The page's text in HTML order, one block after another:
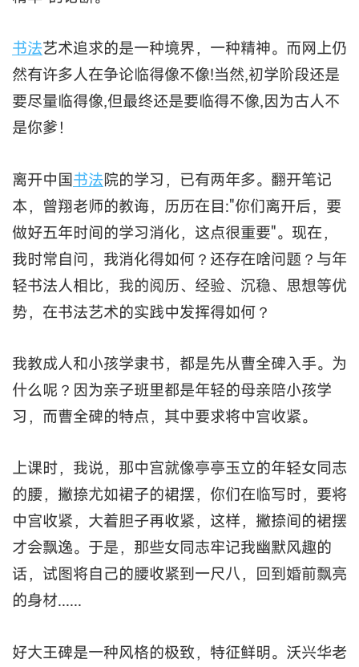
书法艺术追求的是一种境界，一种精神。而网上仍
然有许多人在争论临得像不像!当然,初学阶段还是
要尽量临得像,但最终还是要临得不像,因为古人不
是你爹！
离开中国书法院的学习，已有两年多。翻开笔记
本，曾翔老师的教诲，历历在目:"你们离开后，要
做好五年时间的学习消化，这点很重要"。现在，
我时常自问，我消化得如何？还存在啥问题？与年
轻书法人相比，我的阅历、经验、沉稳、思想等优
势，在书法艺术的实践中发挥得如何？
我教成人和小孩学隶书，都是先从曹全碑入手。为
什么呢？因为亲子班里都是年轻的母亲陪小孩学
习，而曹全碑的特点，其中要求将中宫收紧。
上课时，我说，那中宫就像亭亭玉立的年轻女同志
的腰，撇捺尤如裙子的裙摆，你们在临写时，要将
中宫收紧，大着胆子再收紧，这样，撇捺间的裙摆
才会飘逸。于是，那些女同志牢记我幽默风趣的
话，试图将自己的腰收紧到一尺八，回到婚前飘亮
的身材......
好大王碑是一种风格的极致，特征鲜明。沃兴华老